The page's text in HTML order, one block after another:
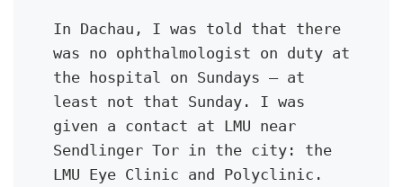
In Dachau, I was told that there
was no ophthalmologist on duty at
the hospital on Sundays — at
least not that Sunday. I was
given a contact at LMU near
Sendlinger Tor in the city: the
LMU Eye Clinic and Polyclinic.